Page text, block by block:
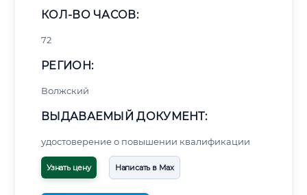
КОЛ-ВО ЧАСОВ:
72
РЕГИОН:
Волжский
ВЫДАВАЕМЫЙ ДОКУМЕНТ:
удостоверение о повышении квалификации
Узнать цену Написать в Max